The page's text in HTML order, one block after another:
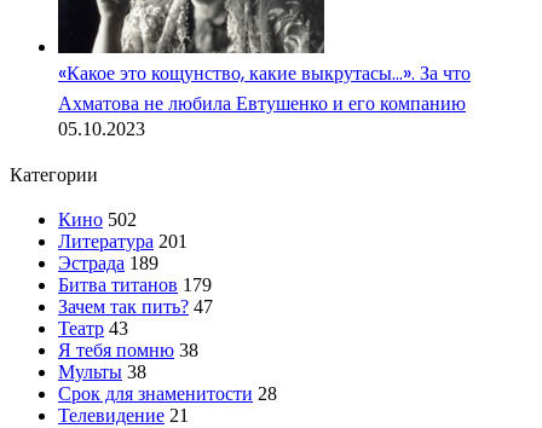
«Какое это кощунство, какие выкрутасы…». За что
Ахматова не любила Евтушенко и его компанию
05.10.2023
Категории
Кино 502
Литература 201
Эстрада 189
Битва титанов 179
Зачем так пить? 47
Театр 43
Я тебя помню 38
Мульты 38
Срок для знаменитости 28
Телевидение 21